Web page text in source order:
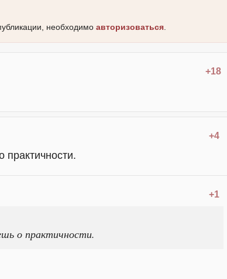
необходимо авторизоваться
+18
+4
+1
о практичности.